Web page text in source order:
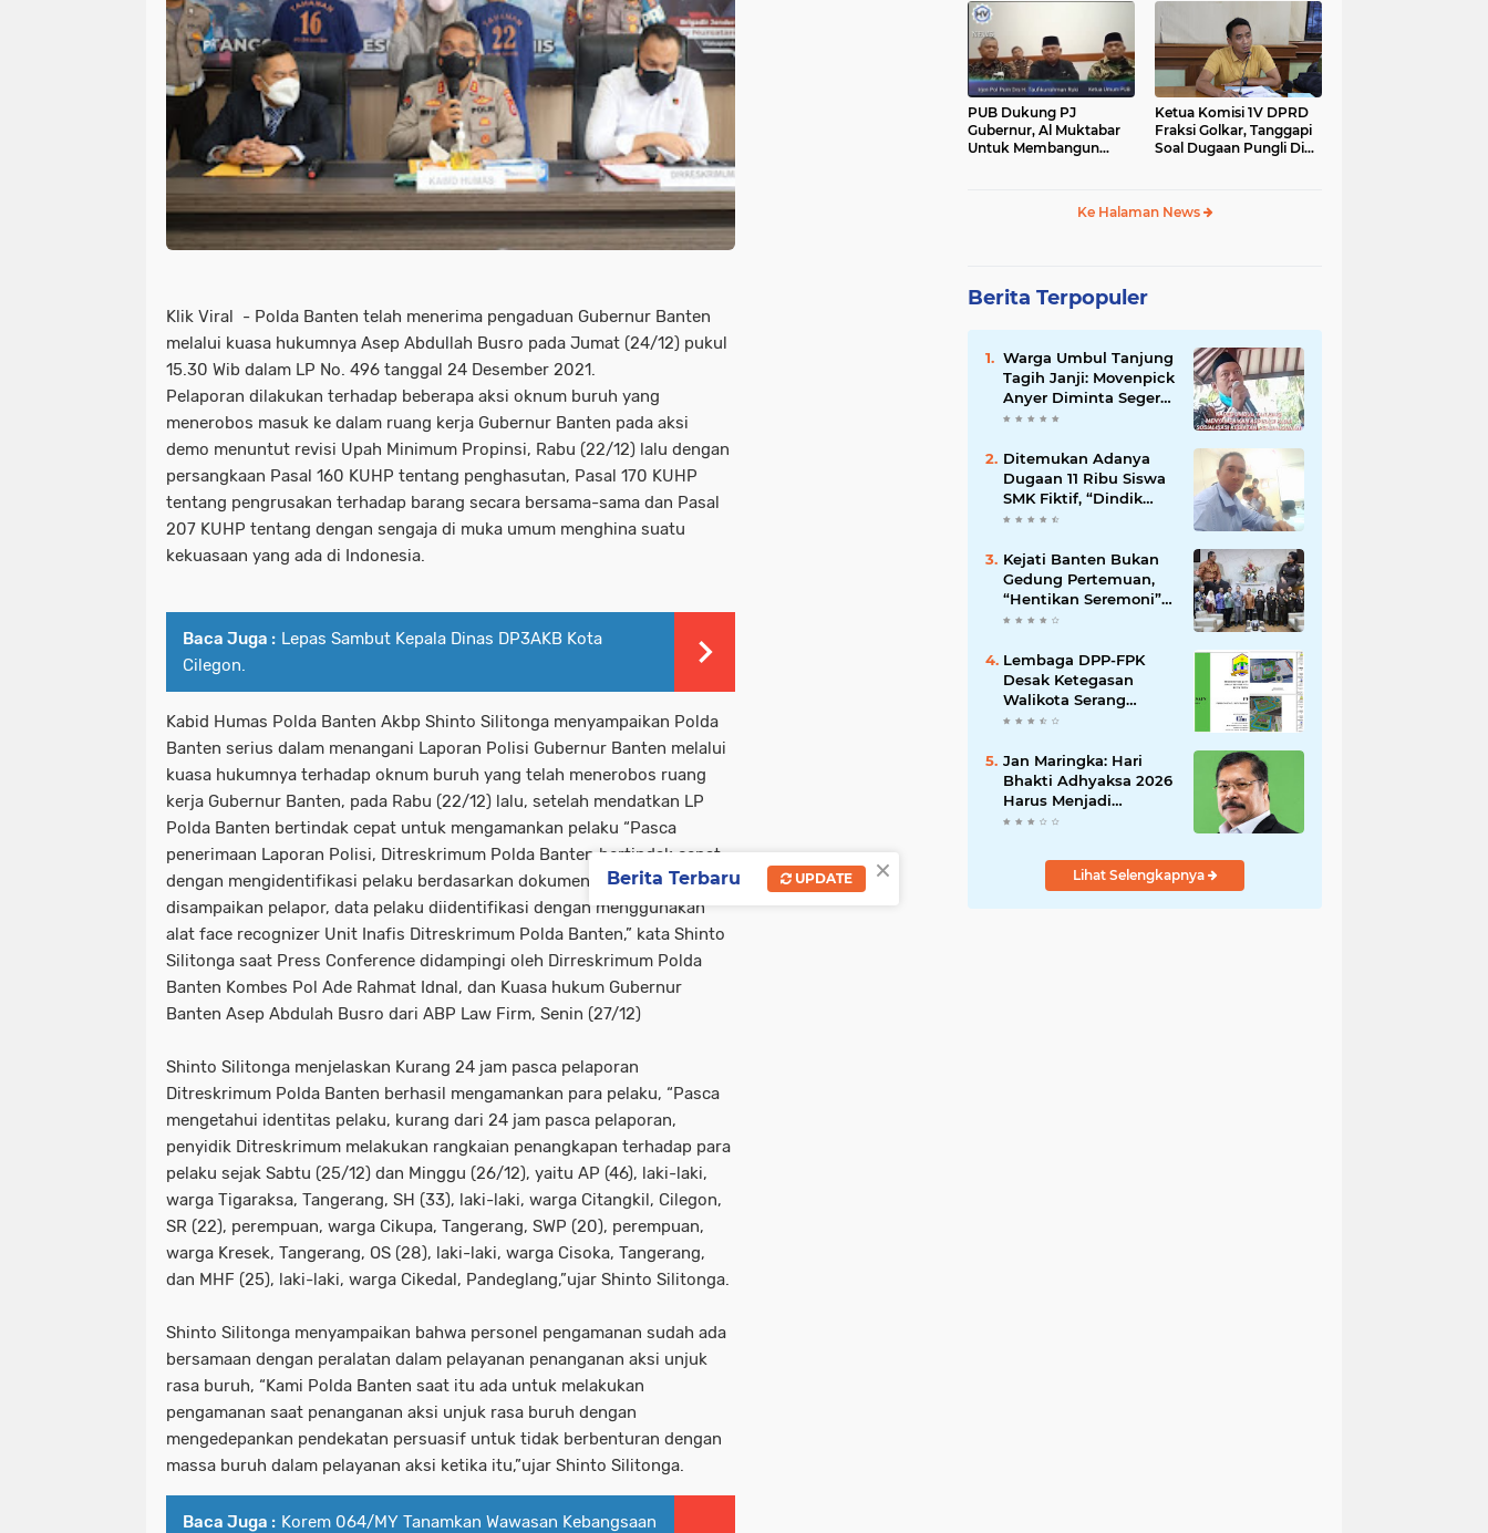
Klik Viral - Polda Banten telah menerima pengaduan Gubernur Banten
melalui kuasa hukumnya Asep Abdullah Busro pada Jumat (24/12) pukul
15.30 Wib dalam LP No. 496 tanggal 24 Desember 2021.
Pelaporan dilakukan terhadap beberapa aksi oknum buruh yang
menerobos masuk ke dalam ruang kerja Gubernur Banten pada aksi
demo menuntut revisi Upah Minimum Propinsi, Rabu (22/12) lalu dengan
persangkaan Pasal 160 KUHP tentang penghasutan, Pasal 170 KUHP
tentang pengrusakan terhadap barang secara bersama-sama dan Pasal
207 KUHP tentang dengan sengaja di muka umum menghina suatu
kekuasaan yang ada di Indonesia.
Baca Juga : Lepas Sambut Kepala Dinas DP3AKB Kota
Cilegon.
Kabid Humas Polda Banten Akbp Shinto Silitonga menyampaikan Polda
Banten serius dalam menangani Laporan Polisi Gubernur Banten melalui
kuasa hukumnya terhadap oknum buruh yang telah menerobos ruang
kerja Gubernur Banten, pada Rabu (22/12) lalu, setelah mendatkan LP
Polda Banten bertindak cepat untuk mengamankan pelaku “Pasca
penerimaan Laporan Polisi, Ditreskrimum Polda Banten bertindak cepat
dengan mengidentifikasi pelaku berdasarkan dokumentasi yang
disampaikan pelapor, data pelaku diidentifikasi dengan menggunakan
alat face recognizer Unit Inafis Ditreskrimum Polda Banten,” kata Shinto
Silitonga saat Press Conference didampingi oleh Dirreskrimum Polda
Banten Kombes Pol Ade Rahmat Idnal, dan Kuasa hukum Gubernur
Banten Asep Abdulah Busro dari ABP Law Firm, Senin (27/12)
Shinto Silitonga menjelaskan Kurang 24 jam pasca pelaporan
Ditreskrimum Polda Banten berhasil mengamankan para pelaku, “Pasca
mengetahui identitas pelaku, kurang dari 24 jam pasca pelaporan,
penyidik Ditreskrimum melakukan rangkaian penangkapan terhadap para
pelaku sejak Sabtu (25/12) dan Minggu (26/12), yaitu AP (46), laki-laki,
warga Tigaraksa, Tangerang, SH (33), laki-laki, warga Citangkil, Cilegon,
SR (22), perempuan, warga Cikupa, Tangerang, SWP (20), perempuan,
warga Kresek, Tangerang, OS (28), laki-laki, warga Cisoka, Tangerang,
dan MHF (25), laki-laki, warga Cikedal, Pandeglang,”ujar Shinto Silitonga.
Shinto Silitonga menyampaikan bahwa personel pengamanan sudah ada
bersamaan dengan peralatan dalam pelayanan penanganan aksi unjuk
rasa buruh, “Kami Polda Banten saat itu ada untuk melakukan
pengamanan saat penanganan aksi unjuk rasa buruh dengan
mengedepankan pendekatan persuasif untuk tidak berbenturan dengan
massa buruh dalam pelayanan aksi ketika itu,”ujar Shinto Silitonga.
Baca Juga : Korem 064/MY Tanamkan Wawasan Kebangsaan
PUB Dukung PJ
Gubernur, Al Muktabar
Untuk Membangun
Ketua Komisi 1V DPRD
Fraksi Golkar, Tanggapi
Soal Dugaan Pungli Di
Ke Halaman News
Berita Terpopuler
Warga Umbul Tanjung
Tagih Janji: Movenpick
Anyer Diminta Segera
Buka Akses Jalan Ke
Ditemukan Adanya
Dugaan 11 Ribu Siswa
SMK Fiktif, “Dindik
Banten Bungkam
Kejati Banten Bukan
Gedung Pertemuan,
“Hentikan Seremoni”
Fokus Tuntaskan
Lembaga DPP-FPK
Desak Ketegasan
Walikota Serang
Untuk Menghentikan
Alun-Alun
Jan Maringka: Hari
Bhakti Adhyaksa 2026
Harus Menjadi
Momentum Reformasi
Lihat Selengkapnya
×
Berita Terbaru UPDATE